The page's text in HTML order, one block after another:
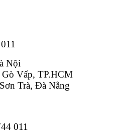
Minh
Đình, Hà Nội
Gò Vấp, TP.HCM
Trà, Đà Nẵng
011